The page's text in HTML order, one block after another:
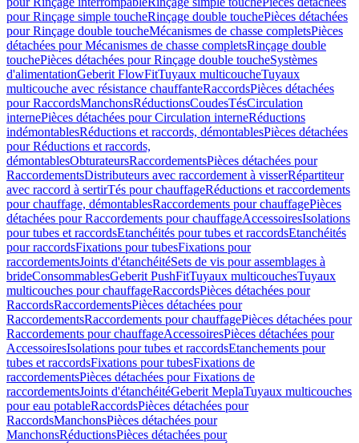
pour Rinçage simple toucheRinçage double touchePièces détachées
pour Rinçage double toucheMécanismes de chasse completsPièces
détachées pour Mécanismes de chasse completsRinçage double
touchePièces détachées pour Rinçage double toucheSystèmes
d'alimentationGeberit FlowFitTuyaux multicoucheTuyaux
multicouche avec résistance chauffanteRaccordsPièces détachées
pour RaccordsManchonsRéductionsCoudesTésCirculation
internePièces détachées pour Circulation interneRéductions
indémontablesRéductions et raccords, démontablesPièces détachées
pour Réductions et raccords,
démontablesObturateursRaccordementsPièces détachées pour
RaccordementsDistributeurs avec raccordement à visserRépartiteur
avec raccord à sertirTés pour chauffageRéductions et raccordements
pour chauffage, démontablesRaccordements pour chauffagePièces
détachées pour Raccordements pour chauffageAccessoiresIsolations
pour tubes et raccordsEtanchéités pour tubes et raccordsEtanchéités
pour raccordsFixations pour tubesFixations pour
raccordementsJoints d'étanchéitéSets de vis pour assemblages à
brideConsommablesGeberit PushFitTuyaux multicouchesTuyaux
multicouches pour chauffageRaccordsPièces détachées pour
RaccordsRaccordementsPièces détachées pour
RaccordementsRaccordements pour chauffagePièces détachées pour
Raccordements pour chauffageAccessoiresPièces détachées pour
AccessoiresIsolations pour tubes et raccordsEtanchements pour
tubes et raccordsFixations pour tubesFixations de
raccordementsPièces détachées pour Fixations de
raccordementsJoints d'étanchéitéGeberit MeplaTuyaux multicouches
pour eau potableRaccordsPièces détachées pour
RaccordsManchonsPièces détachées pour
ManchonsRéductionsPièces détachées pour